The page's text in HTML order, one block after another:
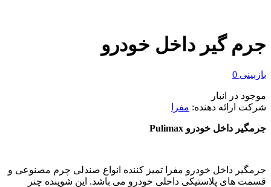
جرم گیر داخل خودرو
بازبینی 0
موجود در انبار
شرکت ارائه دهنده: مفرا
جرمگیر داخل خودرو Pulimax
جرمگیر داخل خودرو مفرا تمیز کننده انواع صندلی چرم مصنوعی و
قسمت های پلاستیکی داخلی خودرو می باشد. این شوینده چنر